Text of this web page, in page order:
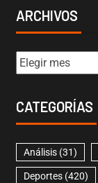
ARCHIVOS
CATEGORÍAS
Análisis(31)
Deportes(420)